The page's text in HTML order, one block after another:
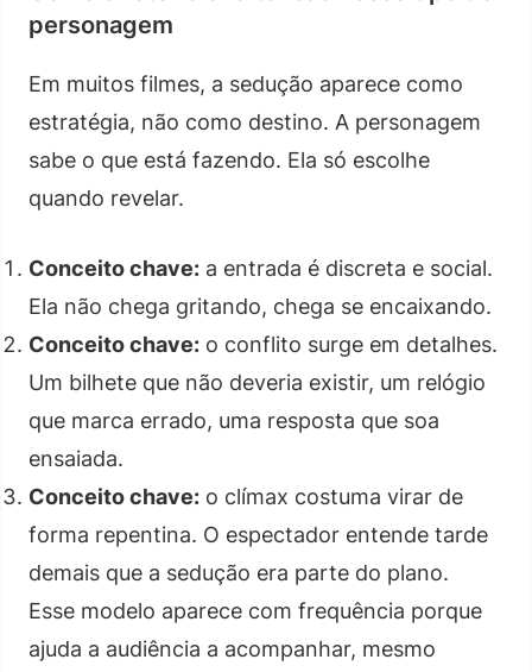
personagem
Em muitos filmes, a sedução aparece como
estratégia, não como destino. A personagem
sabe o que está fazendo. Ela só escolhe
quando revelar.
Conceito chave: a entrada é discreta e social.
Ela não chega gritando, chega se encaixando.
Conceito chave: o conflito surge em detalhes.
Um bilhete que não deveria existir, um relógio
que marca errado, uma resposta que soa
ensaiada.
Conceito chave: o clímax costuma virar de
forma repentina. O espectador entende tarde
demais que a sedução era parte do plano.
Esse modelo aparece com frequência porque
ajuda a audiência a acompanhar, mesmo